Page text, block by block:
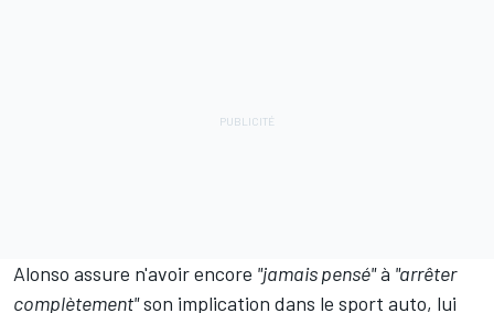
Alonso assure n'avoir encore "jamais pensé"à "arrêter
complètement"son implication dans le sport auto, lui